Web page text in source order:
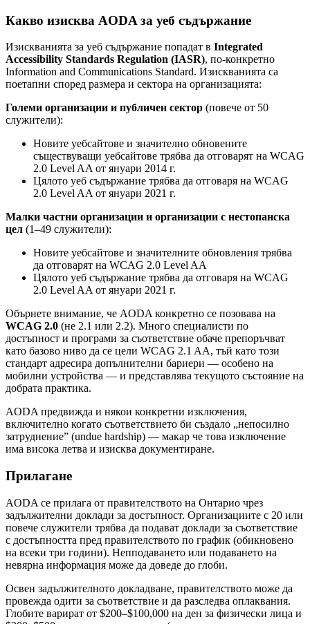
Какво изисква AODA за уеб съдържание
Изискванията за уеб съдържание попадат в Integrated
Accessibility Standards Regulation (IASR), по-конкретно
Information and Communications Standard. Изискванията са
поетапни според размера и сектора на организацията:
Големи организации и публичен сектор (повече от 50
служители):
Новите уебсайтове и значително обновените
съществуващи уебсайтове трябва да отговарят на WCAG
2.0 Level AA от януари 2014 г.
Цялото уеб съдържание трябва да отговаря на WCAG
2.0 Level AA от януари 2021 г.
Малки частни организации и организации с нестопанска
цел (1–49 служители):
Новите уебсайтове и значителните обновления трябва
да отговарят на WCAG 2.0 Level AA
Цялото уеб съдържание трябва да отговаря на WCAG
2.0 Level AA от януари 2021 г.
Обърнете внимание, че AODA конкретно се позовава на
WCAG 2.0 (не 2.1 или 2.2). Много специалисти по
достъпност и програми за съответствие обаче препоръчват
като базово ниво да се цели WCAG 2.1 AA, тъй като този
стандарт адресира допълнителни бариери — особено на
мобилни устройства — и представлява текущото състояние на
добрата практика.
AODA предвижда и някои конкретни изключения,
включително когато съответствието би създало „непосилно
затруднение” (undue hardship) — макар че това изключение
има висока летва и изисква документиране.
Прилагане
AODA се прилага от правителството на Онтарио чрез
задължителни доклади за достъпност. Организациите с 20 или
повече служители трябва да подават доклади за съответствие
с достъпността пред правителството по график (обикновено
на всеки три години). Непподаването или подаването на
невярна информация може да доведе до глоби.
Освен задължителното докладване, правителството може да
провежда одити за съответствие и да разследва оплаквания.
Глобите варират от $200–$100,000 на ден за физически лица и